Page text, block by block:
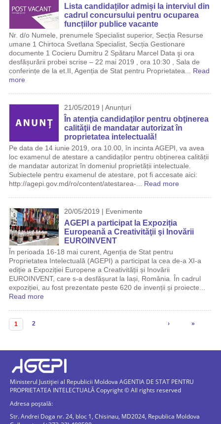
Lista candidaților admiși la interviul din
cadrul concursului pentru ocuparea
funcțiilor publice vacante
Nr. d/o Numele, prenumele Specialist superior, Secția Resurse
umane 1 Chirtoca Svetlana Specialist, Secția Gestionare
documente 1 Cocieru Dumitru 2 Spătaru Marcel Data şi ora
desfășurării probei scrise – 22 mai 2019 , ora 10:30 , Sala de
conferințe de la et.II, Agenția de Stat pentru Proprietatea... Read
more
21/05/2019 | Anunțuri
În atenţia candidaţilor pentru obţinerea
calităţii de mandatar autorizat în
proprietatea intelectuală!
Pe data de 14 iunie 2019, ora 10.00, în incinta AGEPI, va avea
loc examenul de atestare a candidaților pentru obținerea calității
de mandatar autorizat în domeniul proprietății intelectuale.
Subiectele pentru examenul de atestare, pot fi accesate aici:
http://agepi.gov.md/ro/content/atestarea-... Read more
20/05/2019 | Evenimente
AGEPI a participat la Expoziția
Europeană a Creativităţii şi Inovării
EUROINVENT
În perioada 16-18 mai curent, Agenția de Stat pentru
Proprietatea Intelectuală (AGEPI) a participat la cea de-a XI-a
ediție a Expoziției Europene a Creativității și Inovării
EUROINVENT, care s-a desfășurat la Iași, România. În cadrul
expoziției, au fost prezentate peste 620 de invenții și proiecte...
Read more
Pagini
1 2 › »
Ministerul Justiției al Republicii Moldova AGENTIA DE STAT PENTRU
PROPRIETATEA INTELECTUALĂ Copyright © All rights reserved
Adresa poștală:
Str. Andrei Doga nr. 24, bloc 1, Chisinau, MD2024, Republica Moldova